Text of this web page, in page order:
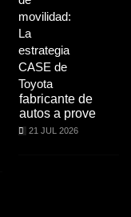
fabricante de
autos a prove
21 JUL 2026